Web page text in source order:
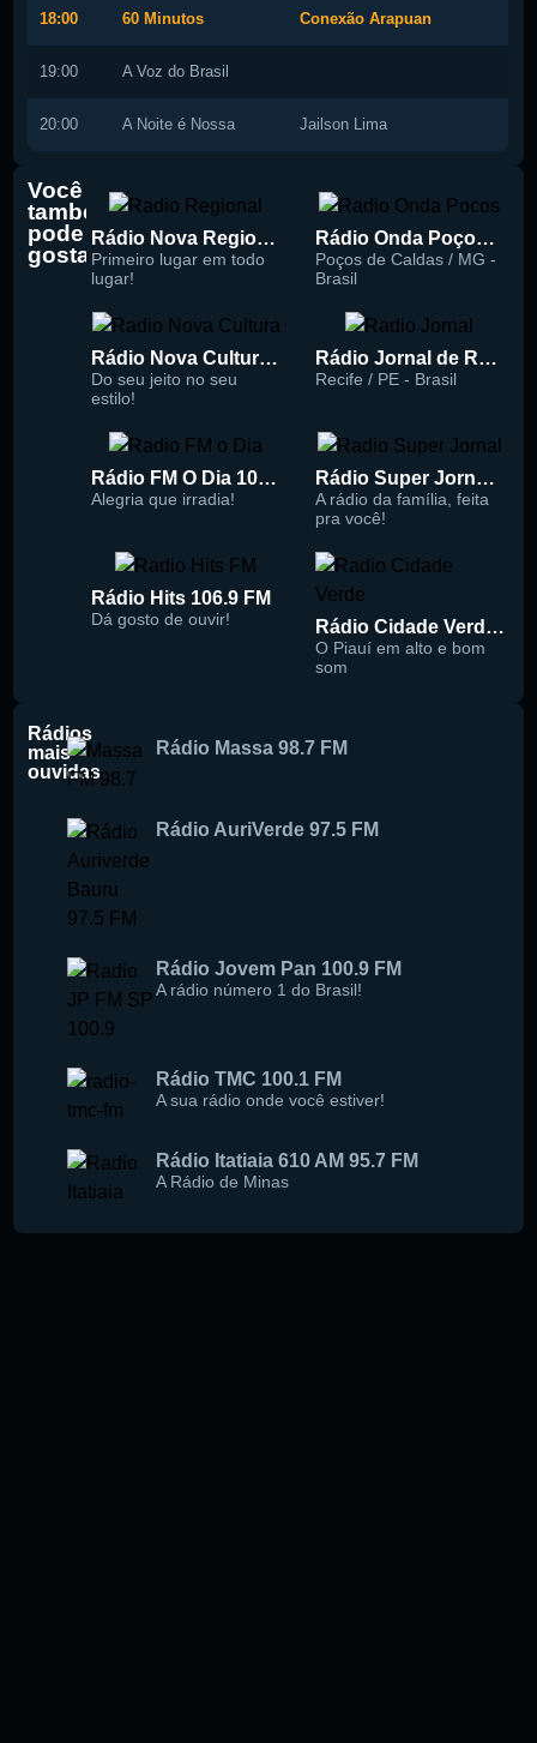
18:00 60 Minutos Conexão Arapuan
19:00 A Voz do Brasil
20:00 A Noite é Nossa Jailson Lima
Você
também
pode
gostar
Rádio Nova Regional 91.5 FM
Primeiro lugar em todo
lugar!
Rádio Onda Poços 96.7 FM
Poços de Caldas / MG -
Brasil
Rádio Nova Cultura 93.1 FM
Do seu jeito no seu
estilo!
Rádio Jornal de Recife 90.3 FM
Recife / PE - Brasil
Rádio FM O Dia 100.5
Alegria que irradia!
Rádio Super Jornal 105.7 FM
A rádio da família, feita
pra você!
Rádio Hits 106.9 FM
Dá gosto de ouvir! Rádio Cidade Verde 93.5 FM
O Piauí em alto e bom
som
Rádios
mais
ouvidas
Rádio Massa 98.7 FM
Rádio AuriVerde 97.5 FM
Rádio Jovem Pan 100.9 FM
A rádio número 1 do Brasil!
Rádio TMC 100.1 FM
A sua rádio onde você estiver!
Rádio Itatiaia 610 AM 95.7 FM
A Rádio de Minas